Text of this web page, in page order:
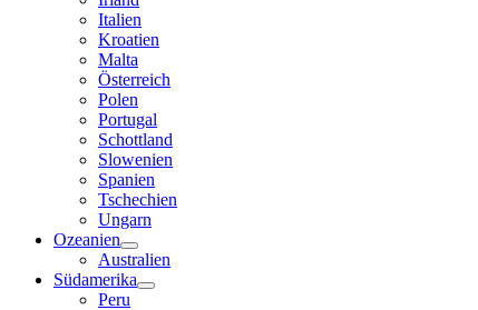
Italien
Kroatien
Malta
Österreich
Polen
Portugal
Schottland
Slowenien
Spanien
Tschechien
Ungarn
Ozeanien
Australien
Südamerika
Peru